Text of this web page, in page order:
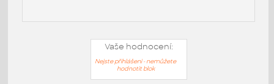
Vaše hodnocení:
Nejste přihlášeni - nemůžete
hodnotit blok